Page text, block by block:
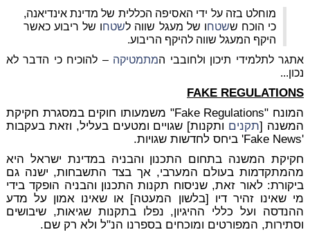
מוחלט בזה על ידי האסיפה הכללית של מדינת אינדיאנה,
כי הוכח ששטחו של מעגל שווה לשטחו של ריבוע כאשר
היקף המעגל שווה להיקף הריבוע.
אתגר לתלמידי תיכון ולחובבי המתמטיקה – להוכיח כי הדבר לא
נכון...
FAKE REGULATIONS
המונח "Fake Regulations" משמעותו חוקים במסגרת חקיקת
המשנה [תקנים ותקנות] שגויים ומטעים בעליל, וזאת בעקבות
'Fake News' ביחס לחדשות שגויות.
חקיקת המשנה בתחום התכנון והבניה במדינת ישראל היא
מהמתקדמות בעולם המערבי, אך בצד התשבחות, ישנה גם
ביקורת: לאור זאת, שניסוח תקנות התכנון והבניה הופקד בידי
מי שאינו זהיר דיו [בלשון המעטה] או שאינו אמון על מדע
ההנדסה ועל כללי ההיגיון, נפלו בתקנות שגיאות, שיבושים
וסתירות, המפורטים ומוכחים בספרנו הנ"ל ולא רק שם.